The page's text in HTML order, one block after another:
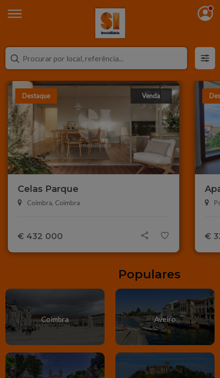
Destaque Venda
Celas Parque
Coimbra, Coimbra
€ 432 000
de
€
Populares
Coimbra Aveiro